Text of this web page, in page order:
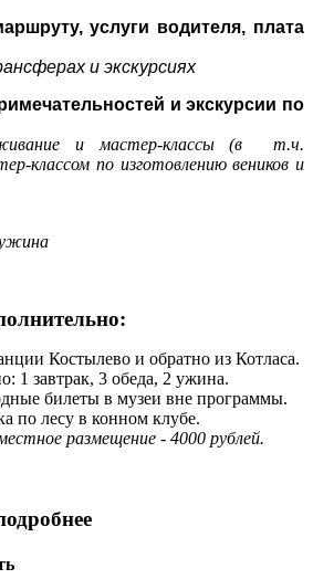
услуги водителя, плата
и экскурсиях
и экскурсии по
и мастер-классы (в т.ч.
классом по изготовлению веников и
Костылево и обратно из Котласа.
1 завтрак, 3 обеда, 2 ужина.
билеты в музеи вне программы.
по лесу в конном клубе.
размещение - 4000 рублей.